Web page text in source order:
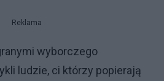
Reklama
wyborczego
ludzie, ci którzy popierają